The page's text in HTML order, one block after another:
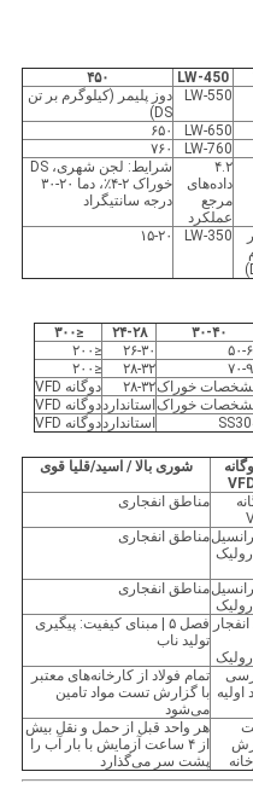
LW-450
۴۵۰
LW-550
دوز پلیمر (کیلوگرم بر تن
DS)
LW-650
۶۵۰
LW-760
۷۶۰
۴.۲
داده‌های
مرجع
عملکرد
شرایط: لجن شهری، DS
خوراک ۲-۴٪، دما ۲۰-۳۰
درجه سانتیگراد
LW-350 ۱۵-۲۰
۳۰-۴۰ ۲۴-۲۸
≤۳۰۰
۶۵ ۲۶-۳۰
≤۲۰۰
۹۰ ۲۸-۳۲
≤۲۰۰
خوراک۲۸-۳۲
دوگانه VFD
خوراک استاندارددوگانه VFD
استاندارددوگانه VFD
شوری بالا / اسید/قلیا قوی
مناطق انفجاری
مناطق انفجاری
مناطق انفجاری
فصل ۵ | مبنای کیفیت: پیگیری
تولید ناب
اولیه
تمام فولاد از کارخانه‌های معتبر
با گزارش تست مواد تامین
می‌شود
هر واحد قبل از حمل و نقل بیش
از ۴ ساعت آزمایش با بار آب را
پشت سر می‌گذارد